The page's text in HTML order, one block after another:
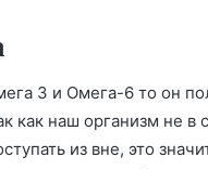
3 и Омега-6 то он
как наш организм не в
из вне, это